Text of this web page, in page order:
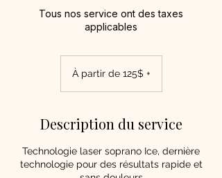
Tous nos service ont des taxes
applicables
partir
+
À partir de 125$ +
Description du service
Technologie laser soprano Ice, dernière
technologie pour des résultats rapide et